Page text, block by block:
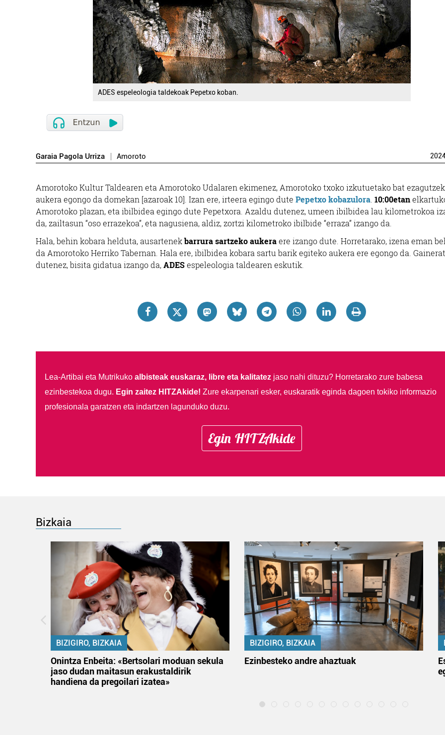
ADES espeleologia taldekoak Pepetxo koban.
Garaia Pagola Urriza Amoroto
Amorotoko Kultur Taldearen eta Amorotoko Udalaren ekimenez, Amorotoko txoko izkutuetako bat
aukera egongo da domekan [azaroak 10]. Izan ere, irteera egingo dute Pepetxo kobazulora 10:00etan
Amorotoko plazan, eta ibilbidea egingo dute Pepetxora. Azaldu dutenez, umeen ibilbidea lau kilometrokoa
da, zailtasun “oso errazekoa”, eta nagusiena, aldiz, zortzi kilometroko ibilbide “erraza” izango da.
Hala, behin kobara helduta, ausartenekbarrura sartzeko aukeraere izango dute. Horretarako, izena eman
da Amorotoko Herriko Tabernan. Hala ere, ibilbidea kobara sartu barik egiteko aukera ere egongo da.
dutenez, bisita gidatua izango da,ADESespeleologia taldearen eskutik.
Lea-Artibai eta Mutrikuko albisteak euskaraz, libre eta kalitatezjaso nahi dituzu? Horretarako zure babesa
ezinbestekoa dugu. Egin zaitez HITZAkide! Zure ekarpenari esker, euskaratik eginda dagoen tokiko informazio
profesionala garatzen eta indartzen lagunduko duzu.
Egin HITZAkide
Bizkaia
BIZIGIRO, BIZKAIA
Onintza Enbeita: «Bertsolari moduan sekula
jaso dudan maitasun erakustaldirik
handiena da pregoilari izatea»
BIZIGIRO, BIZKAIA
Ezinbesteko andre ahaztuak